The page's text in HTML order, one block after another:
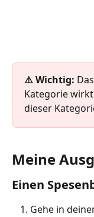
⚠️ Wichtig:
Kategorie
dieser
Meine
Einen
Gehe in